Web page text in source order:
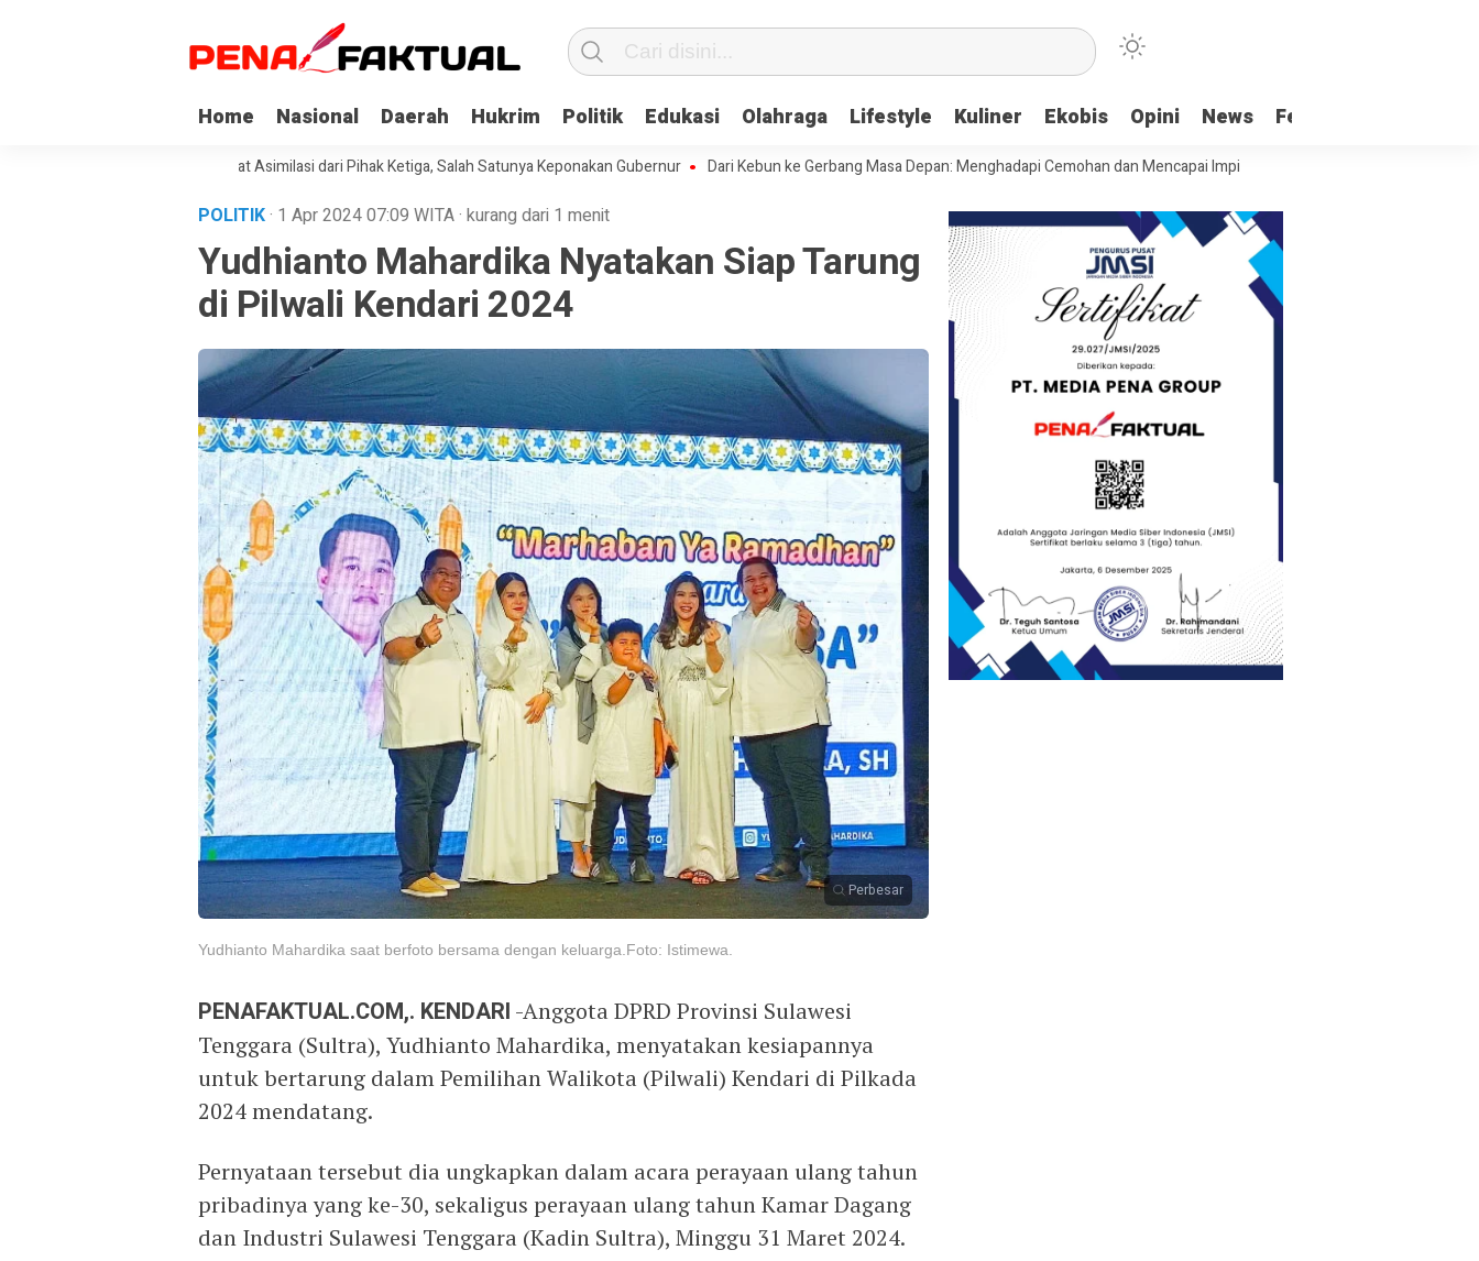
Home Nasional Daerah Hukrim Politik Edukasi Olahraga Lifestyle Kuliner Ekobis Opini News Feature
Korupsi di Sultra Dapat Asimilasi dari Pihak Ketiga, Salah Satunya Keponakan Gubernur Dari Kebun ke Gerbang Masa Depan: Menghadapi Cemohan dan Mencapai Impian Ridwan Bae: PT SCM dan Perkebunan
POLITIK· 1 Apr 202407:09 WITA· kurang dari 1 menit
Yudhianto Mahardika Nyatakan Siap Tarung
di Pilwali Kendari 2024
Perbesar
Yudhianto Mahardika saat berfoto bersama dengan keluarga.Foto: Istimewa.
PENAFAKTUAL.COM,. KENDARI -Anggota DPRD Provinsi Sulawesi
Tenggara (Sultra), Yudhianto Mahardika, menyatakan kesiapannya
untuk bertarung dalam Pemilihan Walikota (Pilwali) Kendari di Pilkada
2024 mendatang.
Pernyataan tersebut dia ungkapkan dalam acara perayaan ulang tahun
pribadinya yang ke-30, sekaligus perayaan ulang tahun Kamar Dagang
dan Industri Sulawesi Tenggara (Kadin Sultra), Minggu 31 Maret 2024.